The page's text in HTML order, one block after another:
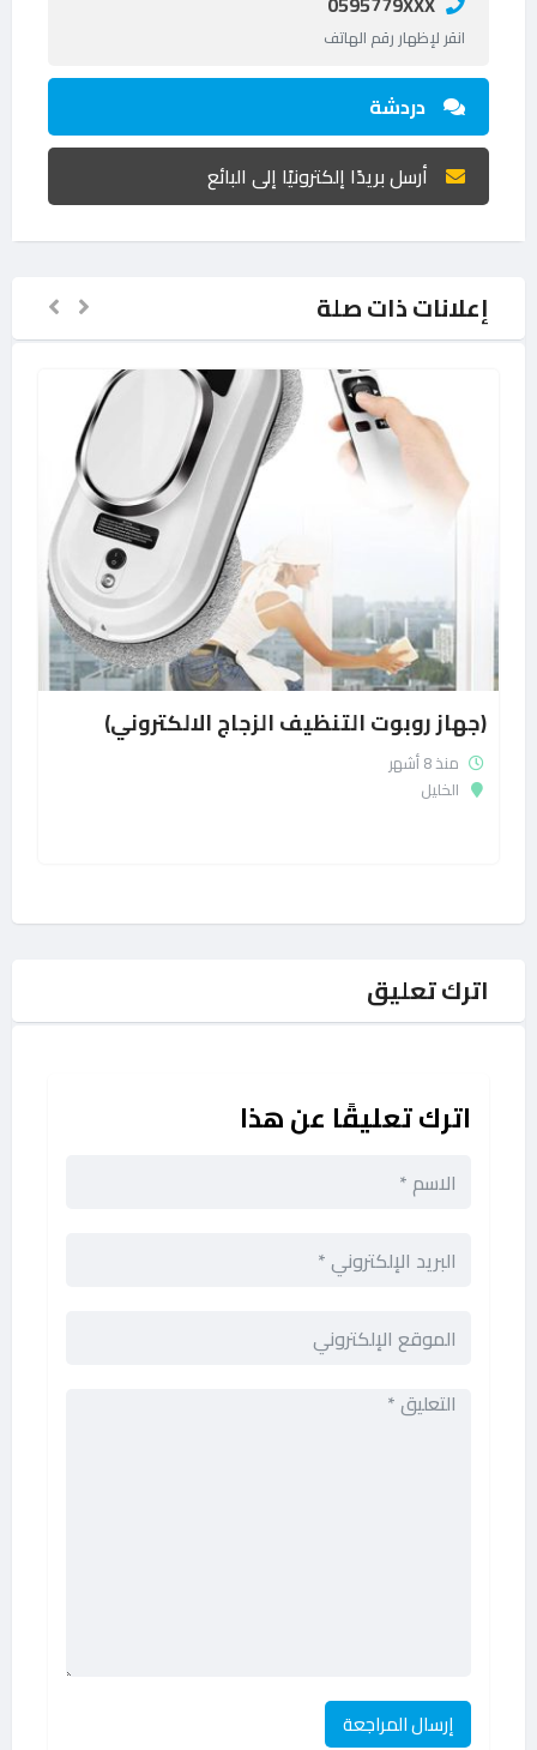
انقر لإظهار رقم الهاتف
دردشة
أرسل بريدًا إلكترونيًا إلى البائع
إعلانات ذات صلة
(جهاز روبوت التنظيف الزجاج الالكتروني)
منذ 8 أشهر
الخليل
اترك تعليق
اترك تعليقًا عن هذا